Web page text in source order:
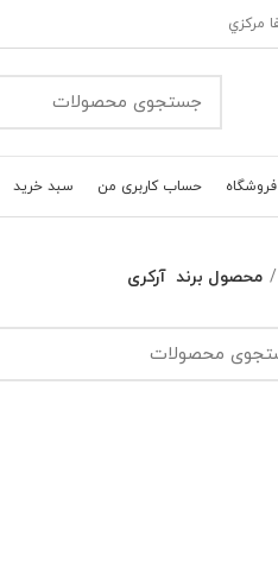
فروشگاه حساب کاربری من سبد خرید
محصول برند آرکری